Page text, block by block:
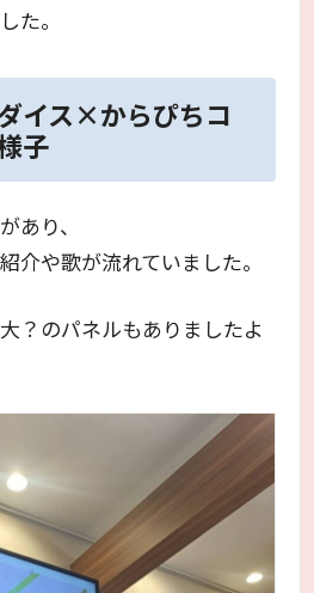
た。
イス×からぴちコ
子
あり、
介や歌が流れていました。
？のパネルもありましたよ